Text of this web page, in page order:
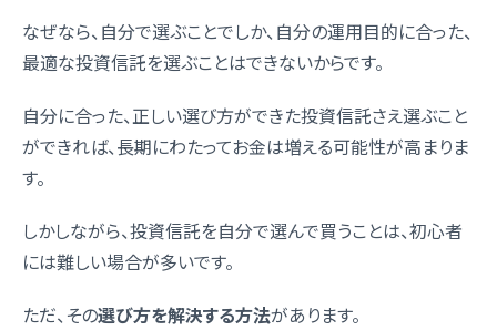
なぜなら、自分で選ぶことでしか、自分の運用目的に合った、
最適な投資信託を選ぶことはできないからです。
自分に合った、正しい選び方ができた投資信託さえ選ぶこと
ができれば、長期にわたってお金は増える可能性が高まりま
す。
しかしながら、投資信託を自分で選んで買うことは、初心者
には難しい場合が多いです。
ただ、その選び方を解決する方法があります。